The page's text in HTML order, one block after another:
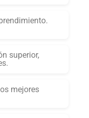
superior,
mejores